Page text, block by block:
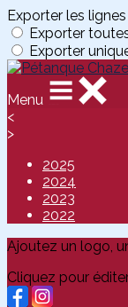
Exporter les
Exporter
Exporter
Menu
<
>
2025
2024
2023
2022
Ajoutez un logo,
Cliquez pour